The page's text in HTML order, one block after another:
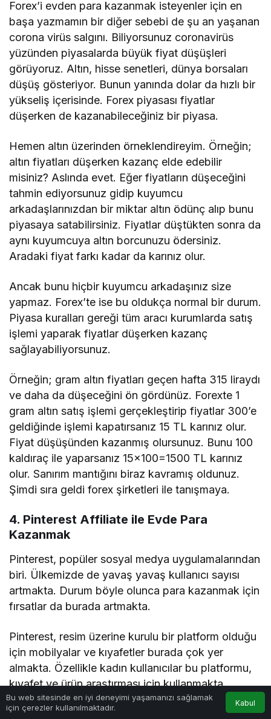
Forex’i evden para kazanmak isteyenler için en
başa yazmamın bir diğer sebebi de şu an yaşanan
corona virüs salgını. Biliyorsunuz coronavirüs
yüzünden piyasalarda büyük fiyat düşüşleri
görüyoruz. Altın, hisse senetleri, dünya borsaları
düşüş gösteriyor. Bunun yanında dolar da hızlı bir
yükseliş içerisinde. Forex piyasası fiyatlar
düşerken de kazanabileceğiniz bir piyasa.
Hemen altın üzerinden örneklendireyim. Örneğin;
altın fiyatları düşerken kazanç elde edebilir
misiniz? Aslında evet. Eğer fiyatların düşeceğini
tahmin ediyorsunuz gidip kuyumcu
arkadaşlarınızdan bir miktar altın ödünç alıp bunu
piyasaya satabilirsiniz. Fiyatlar düştükten sonra da
aynı kuyumcuya altın borcunuzu ödersiniz.
Aradaki fiyat farkı kadar da karınız olur.
Ancak bunu hiçbir kuyumcu arkadaşınız size
yapmaz. Forex’te ise bu oldukça normal bir durum.
Piyasa kuralları gereği tüm aracı kurumlarda satış
işlemi yaparak fiyatlar düşerken kazanç
sağlayabiliyorsunuz.
Örneğin; gram altın fiyatları geçen hafta 315 liraydı
ve daha da düşeceğini ön gördünüz. Forexte 1
gram altın satış işlemi gerçekleştirip fiyatlar 300’e
geldiğinde işlemi kapatırsanız 15 TL karınız olur.
Fiyat düşüşünden kazanmış olursunuz. Bunu 100
kaldıraç ile yaparsanız 15×100=1500 TL karınız
olur. Sanırım mantığını biraz kavramış oldunuz.
Şimdi sıra geldi forex şirketleri ile tanışmaya.
4. Pinterest Affiliate ile Evde Para
Kazanmak
Pinterest, popüler sosyal medya uygulamalarından
biri. Ülkemizde de yavaş yavaş kullanıcı sayısı
artmakta. Durum böyle olunca para kazanmak için
fırsatlar da burada artmakta.
Pinterest, resim üzerine kurulu bir platform olduğu
için mobilyalar ve kıyafetler burada çok yer
almakta. Özellikle kadın kullanıcılar bu platformu,
kıyafet ve ürün araştırması için kullanmakta.
Eğer bu durumu fırsata çevirebilirseniz, evden
Bu web sitesinde en iyi deneyimi yaşamanızı sağlamak
için çerezler kullanılmaktadır.
Kabul
Anasayfa Akış Bildirimler
0